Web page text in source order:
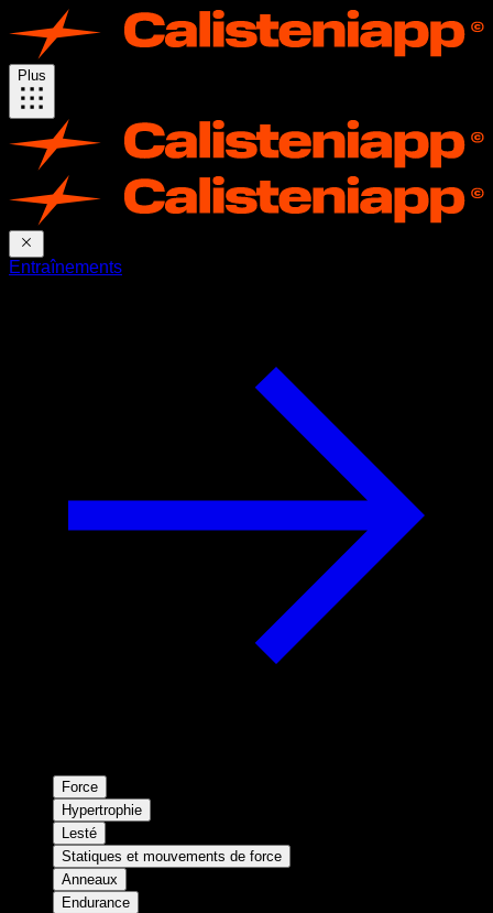
Plus
Entraînements
Force
Hypertrophie
Lesté
Statiques et mouvements de force
Anneaux
Endurance